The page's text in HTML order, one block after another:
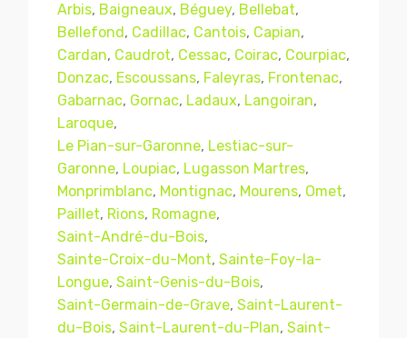
Arbis, Baigneaux, Béguey, Bellebat,
Bellefond, Cadillac, Cantois, Capian,
Cardan, Caudrot, Cessac, Coirac, Courpiac,
Donzac, Escoussans, Faleyras, Frontenac,
Gabarnac, Gornac, Ladaux, Langoiran,
Laroque,
Le Pian-sur-Garonne, Lestiac-sur-
Garonne, Loupiac, Lugasson Martres,
Monprimblanc, Montignac, Mourens, Omet,
Paillet, Rions, Romagne,
Saint-André-du-Bois,
Sainte-Croix-du-Mont, Sainte-Foy-la-
Longue, Saint-Genis-du-Bois,
Saint-Germain-de-Grave, Saint-Laurent-
du-Bois, Saint-Laurent-du-Plan, Saint-